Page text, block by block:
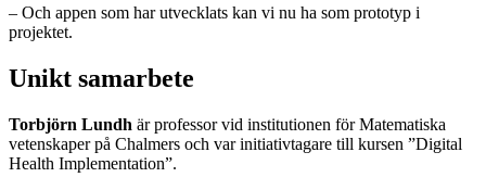
– Och appen som har utvecklats kan vi nu ha som prototyp i
projektet.
Unikt samarbete
Torbjörn Lundh är professor vid institutionen för Matematiska
vetenskaper på Chalmers och var initiativtagare till kursen ”Digital
Health Implementation”.